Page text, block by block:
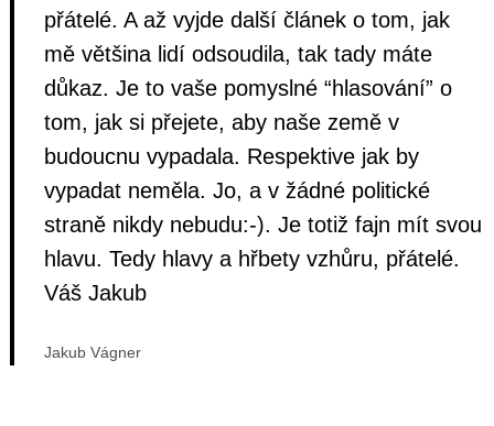
přátelé. A až vyjde další článek o tom, jak
mě většina lidí odsoudila, tak tady máte
důkaz. Je to vaše pomyslné “hlasování” o
tom, jak si přejete, aby naše země v
budoucnu vypadala. Respektive jak by
vypadat neměla. Jo, a v žádné politické
straně nikdy nebudu:-). Je totiž fajn mít svou
hlavu. Tedy hlavy a hřbety vzhůru, přátelé.
Váš Jakub
Jakub Vágner